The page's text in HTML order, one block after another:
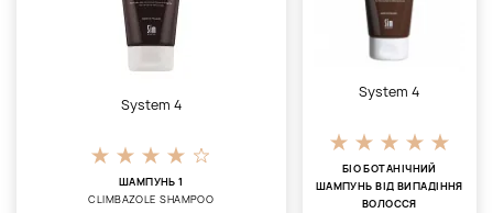
System 4
ШАМПУНЬ 1
CLIMBAZOLE SHAMPOO
System 4
БІО БОТАНІЧНИЙ
ШАМПУНЬ ВІД ВИПАДІННЯ
ВОЛОССЯ